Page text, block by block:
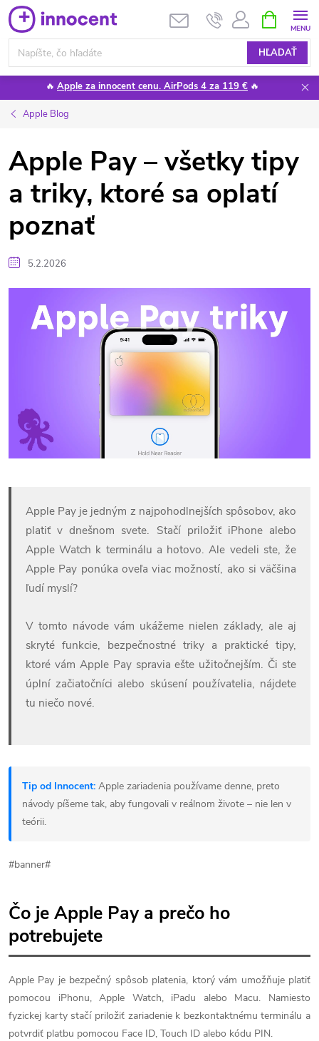
Prejsť
na
obsah
HĽADAŤ
KOŠÍK
🔥 Apple za innocent cenu. AirPods 4 za 119 € 🔥
Apple Blog
Apple Pay – všetky tipy
a triky, ktoré sa oplatí
poznať
5.2.2026
Apple Pay je jedným z najpohodlnejších spôsobov, ako
platiť v dnešnom svete. Stačí priložiť iPhone alebo
Apple Watch k terminálu a hotovo. Ale vedeli ste, že
Apple Pay ponúka oveľa viac možností, ako si väčšina
ľudí myslí?
V tomto návode vám ukážeme nielen základy, ale aj
skryté funkcie, bezpečnostné triky a praktické tipy,
ktoré vám Apple Pay spravia ešte užitočnejším. Či ste
úplní začiatočníci alebo skúsení používatelia, nájdete
tu niečo nové.
Tip od Innocent: Apple zariadenia používame denne, preto
návody píšeme tak, aby fungovali v reálnom živote – nie len v
teórii.
#banner#
Čo je Apple Pay a prečo ho
potrebujete
Apple Pay je bezpečný spôsob platenia, ktorý vám umožňuje platiť
pomocou iPhonu, Apple Watch, iPadu alebo Macu. Namiesto
fyzickej karty stačí priložiť zariadenie k bezkontaktnému terminálu a
potvrdiť platbu pomocou Face ID, Touch ID alebo kódu PIN.